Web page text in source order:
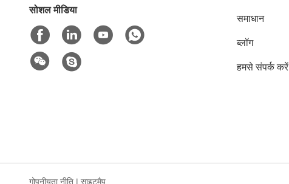
सोशल मीडिया
समाधान
ब्लॉग
हमसे संपर्क करें
गोपनीयता नीति | साइटमैप